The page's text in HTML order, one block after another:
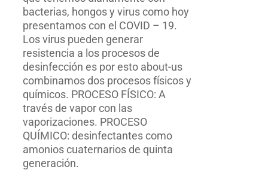
bacterias, hongos y virus como hoy
presentamos con el COVID – 19.
Los virus pueden generar
resistencia a los procesos de
desinfección es por esto about-us
combinamos dos procesos físicos y
químicos. PROCESO FÍSICO: A
través de vapor con las
vaporizaciones. PROCESO
QUÍMICO: desinfectantes como
amonios cuaternarios de quinta
generación.